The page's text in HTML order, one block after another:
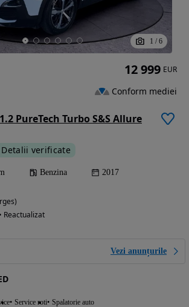
1 / 6
PureTech Turbo S&S Allure
Detalii verificate
Benzina 2017
Reactualizat
Vezi anunțurile
Service roti Spalatorie auto
12 999 EUR
Conform mediei